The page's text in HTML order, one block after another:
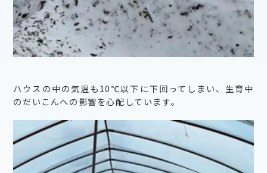
ハウスの中の気温も10℃以下に下回ってしまい、生育中
のだいこんへの影響を心配しています。